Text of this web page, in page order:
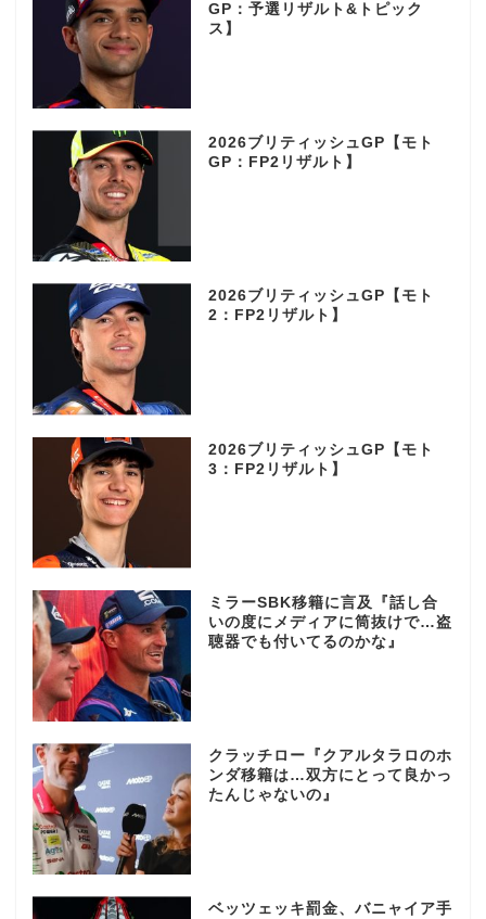
GP：予選リザルト&トピック
ス】
2026ブリティッシュGP【モト
GP：FP2リザルト】
2026ブリティッシュGP【モト
2：FP2リザルト】
2026ブリティッシュGP【モト
3：FP2リザルト】
ミラーSBK移籍に言及『話し合
いの度にメディアに筒抜けで…盗
聴器でも付いてるのかな』
クラッチロー『クアルタラロのホ
ンダ移籍は…双方にとって良かっ
たんじゃないの』
ベッツェッキ罰金、バニャイア手